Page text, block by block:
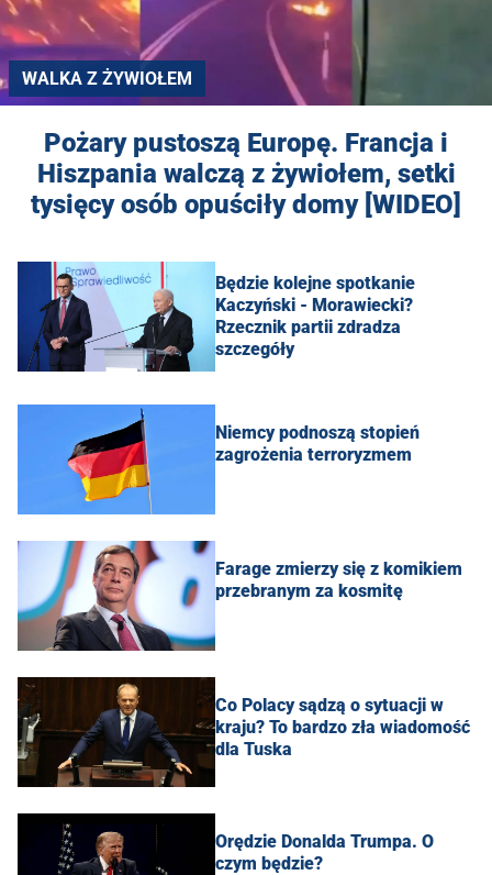
WALKA Z ŻYWIOŁEM
Pożary pustoszą Europę. Francja i
Hiszpania walczą z żywiołem, setki
tysięcy osób opuściły domy [WIDEO]
Będzie kolejne spotkanie
Kaczyński - Morawiecki?
Rzecznik partii zdradza
szczegóły
Niemcy podnoszą stopień
zagrożenia terroryzmem
Farage zmierzy się z komikiem
przebranym za kosmitę
Co Polacy sądzą o sytuacji w
kraju? To bardzo zła wiadomość
dla Tuska
Orędzie Donalda Trumpa. O
czym będzie?